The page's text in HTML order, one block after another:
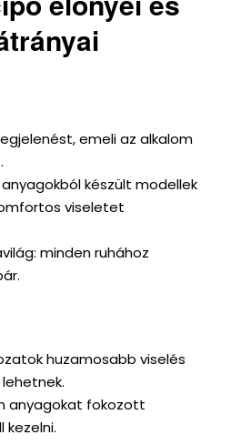
emeli az alkalom
készült modellek
viseletet
minden ruhához
huzamosabb viselés
anyagokat fokozott
kezelni.